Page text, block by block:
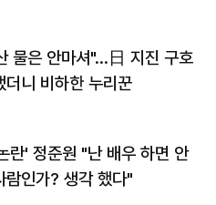
물은 안마셔"…日 지진 구호
더니 비하한 누리꾼
란' 정준원 "난 배우 하면 안
람인가? 생각 했다"